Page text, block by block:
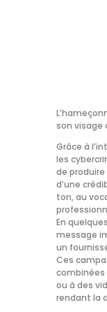
son visage
Grâce à
les
de
d’une
ton, au
En
message
un
Ces
combinées
ou à des
rendant la